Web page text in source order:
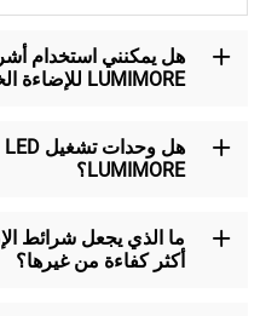
LUMIMORE للإضاءة الخارجية؟
LUMIMORE؟
أكثر كفاءة من غيرها؟